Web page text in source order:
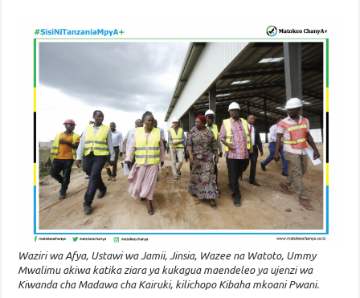
Waziri wa Afya, Ustawi wa Jamii, Jinsia, Wazee na Watoto, Ummy
Mwalimu akiwa katika ziara ya kukagua maendeleo ya ujenzi wa
Kiwanda cha Madawa cha Kairuki, kilichopo Kibaha mkoani Pwani.